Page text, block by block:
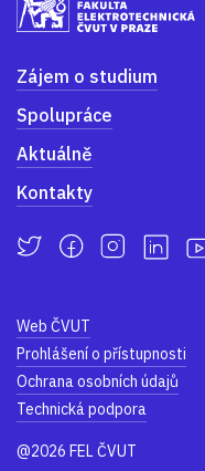
Zájem o studium
Spolupráce
Aktuálně
Kontakty
Web ČVUT
Prohlášení o přístupnosti
Ochrana osobních údajů
Technická podpora
@2026 FEL ČVUT